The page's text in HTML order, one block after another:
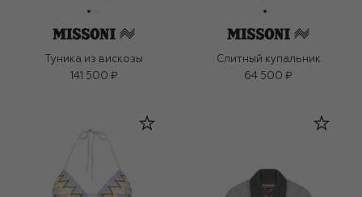
Туника из вискозы
141 500 ₽
Слитный купальник
64 500 ₽